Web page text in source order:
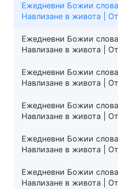
Ежедневни Божии
Навлизане в живота |
Ежедневни Божии
Навлизане в живота |
Ежедневни Божии
Навлизане в живота |
Ежедневни Божии
Навлизане в живота |
Ежедневни Божии
Навлизане в живота |
Ежедневни Божии
Навлизане в живота |